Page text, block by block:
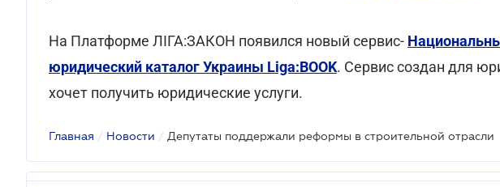
На Платформе ЛІГА:ЗАКОН появился новый сервис-
юридический каталог Украины Liga:BOOK. Сервис создан для
хочет получить юридические услуги.
Главная / Новости / Депутаты поддержали реформы в строительной отрасли